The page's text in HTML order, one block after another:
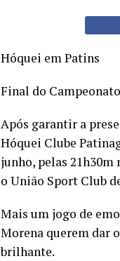
Hóquei em Patins
Final do
Após garantir a
Hóquei Clube
junho, pelas
o União Sport Club
Mais um jogo de
Morena querem dar
brilhante.